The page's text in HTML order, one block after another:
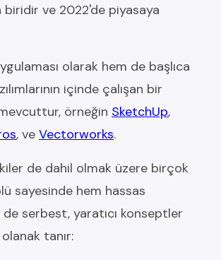
biridir ve 2022'de piyasaya
olarak hem de başlıca
içinde çalışan bir
örneğin SketchUp,
, ve Vectorworks.
de dahil olmak üzere birçok
sayesinde hem hassas
serbest, yaratıcı konseptler
tanır: